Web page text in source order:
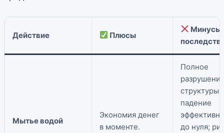
Действие Плюсы
Минусы
Мытье водой
Экономия денег
в моменте.
Полное
структуры;
падение
до нуля;